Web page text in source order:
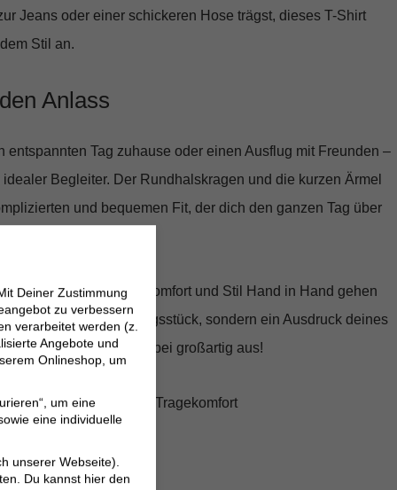
Jeans oder einer schickeren Hose trägst, dieses T-Shirt
Stil an.
Anlass
entspannten Tag zuhause oder einen Ausflug mit Freunden –
Begleiter. Der Rundhalskragen und die kurzen Ärmel
und bequemen Fit, der dich den ganzen Tag über
Cardin beweist, dass Komfort und Stil Hand in Hand gehen
ein einfaches Kleidungsstück, sondern ein Ausdruck deines
dich wohl und sieh dabei großartig aus!
Viskose für höchsten Tragekomfort
Deiner Zustimmung
zu verbessern
verarbeitet werden (z.
Angebote und
Onlineshop, um
um eine
eine individuelle
unserer Webseite).
Du kannst hier den